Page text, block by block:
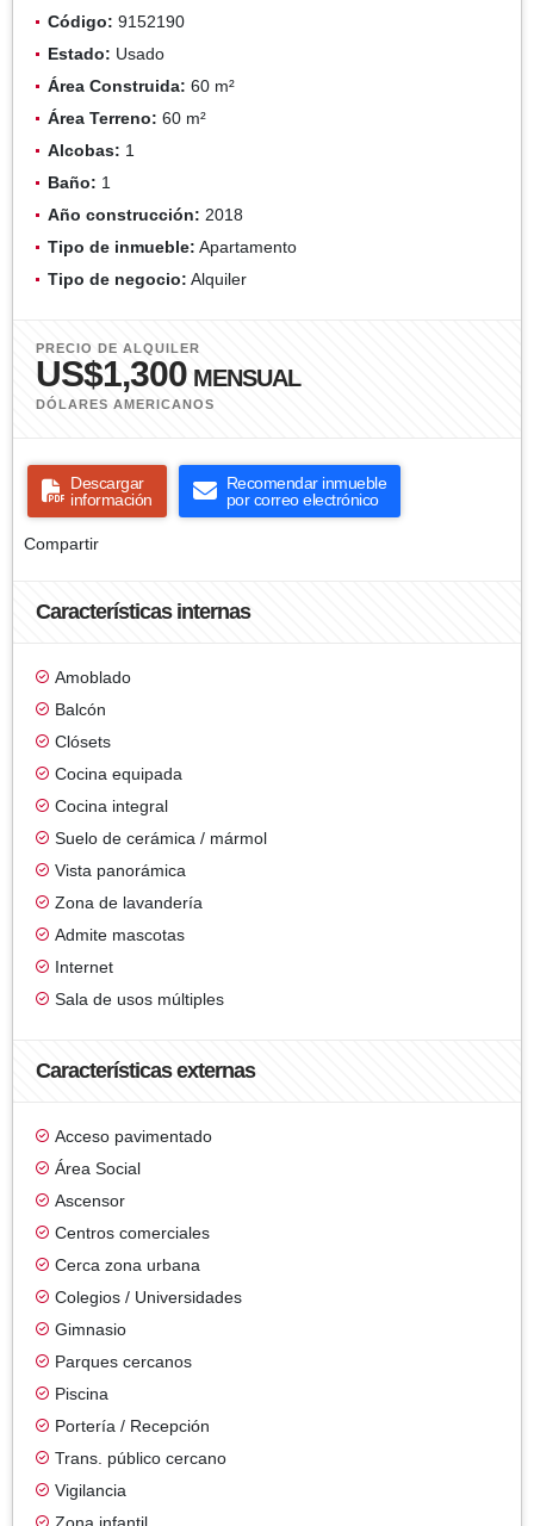
Código: 9152190
Estado: Usado
Área Construida: 60 m²
Área Terreno: 60 m²
Alcobas: 1
Baño: 1
Año construcción: 2018
Tipo de inmueble: Apartamento
Tipo de negocio: Alquiler
PRECIO DE ALQUILER
US$1,300 MENSUAL
DÓLARES AMERICANOS
Descargar
información
Recomendar inmueble
por correo electrónico
Compartir
Características internas
Amoblado
Balcón
Clósets
Cocina equipada
Cocina integral
Suelo de cerámica / mármol
Vista panorámica
Zona de lavandería
Admite mascotas
Internet
Sala de usos múltiples
Características externas
Acceso pavimentado
Área Social
Ascensor
Centros comerciales
Cerca zona urbana
Colegios / Universidades
Gimnasio
Parques cercanos
Piscina
Portería / Recepción
Trans. público cercano
Vigilancia
Zona infantil